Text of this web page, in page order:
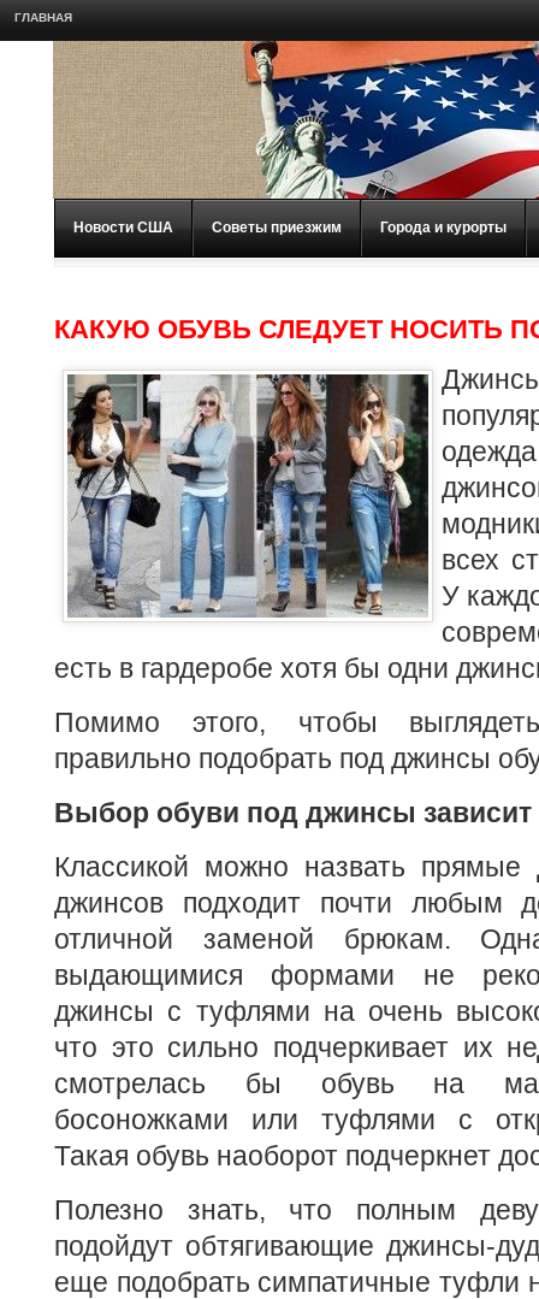
ГЛАВНАЯ
Новости США Советы приезжим Города и курорты
КАКУЮ ОБУВЬ СЛЕДУЕТ НОСИТЬ
всех
У
есть в гардеробе хотя бы одни
Помимо этого, чтобы
правильно подобрать под джинсы
Выбор обуви под джинсы зависит
Классикой можно назвать
джинсов подходит почти любым
отличной заменой брюкам.
выдающимися формами не
джинсы с туфлями на очень
что это сильно подчеркивает их
смотрелась бы обувь на
босоножками или туфлями с
Такая обувь наоборот подчеркнет
Полезно знать, что полным
подойдут обтягивающие джинсы-
еще подобрать симпатичные туфли